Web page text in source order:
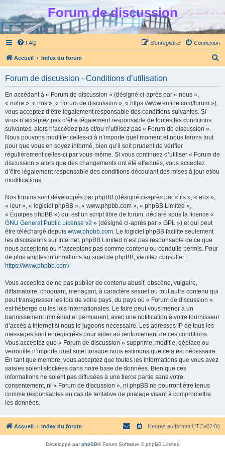
Forum de discussion
FAQ Connexion
S’enregistrer
Accueil Index du forum
Forum de discussion - Conditions d’utilisation
En accédant à « Forum de discussion » (désigné ci-après par « nous »,
« notre », « nos », « Forum de discussion », « https://www.enfine.com/forum »),
vous acceptez d’être légalement responsable des conditions suivantes. Si
vous n’acceptez pas d’être légalement responsable de toutes les conditions
suivantes, alors n’accédez pas et/ou n’utilisez pas « Forum de discussion ».
Nous pouvons modifier celles-ci à n’importe quel moment et nous ferons tout
pour que vous en soyez informé, bien qu’il soit prudent de vérifier
régulièrement celles-ci par vous-même. Si vous continuez d’utiliser « Forum de
discussion » alors que des changements ont été effectués, vous acceptez
d’être légalement responsable des conditions découlant des mises à jour et/ou
modifications.
Nos forums sont développés par phpBB (désigné ci-après par « ils », « eux »,
« leur », « logiciel phpBB », « www.phpbb.com », « phpBB Limited »,
« Équipes phpBB ») qui est un script libre de forum, déclaré sous la licence «
GNU General Public License v2 » (désigné ci-après par « GPL ») et qui peut
être téléchargé depuis www.phpbb.com. Le logiciel phpBB facilite seulement
les discussions sur Internet. phpBB Limited n’est pas responsable de ce que
nous acceptons ou n’acceptons pas comme contenu ou conduite permis. Pour
de plus amples informations au sujet de phpBB, veuillez consulter :
https://www.phpbb.com/.
Vous acceptez de ne pas publier de contenu abusif, obscène, vulgaire,
diffamatoire, choquant, menaçant, à caractère sexuel ou tout autre contenu qui
peut transgresser les lois de votre pays, du pays où « Forum de discussion »
est hébergé ou les lois internationales. Le faire peut vous mener à un
bannissement immédiat et permanent, avec une notification à votre fournisseur
d’accès à Internet si nous le jugeons nécessaire. Les adresses IP de tous les
messages sont enregistrées pour aider au renforcement de ces conditions.
Vous acceptez que « Forum de discussion » supprime, modifie, déplace ou
verrouille n’importe quel sujet lorsque nous estimons que cela est nécessaire.
En tant que membre, vous acceptez que toutes les informations que vous avez
saisies soient stockées dans notre base de données. Bien que ces
informations ne soient pas diffusées à une tierce partie sans votre
consentement, ni « Forum de discussion », ni phpBB ne pourront être tenus
comme responsables en cas de tentative de piratage visant à compromettre
les données.
Accueil Index du forum Heures au format UTC+02:00
Développé parphpBB® Forum Software © phpBB Limited